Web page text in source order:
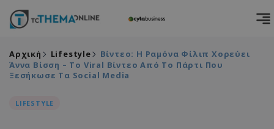
Αρχική Lifestyle
Βίντεο: Η Ραμόνα Φίλιπ Χορεύει
Άννα Βίσση – Το Viral Βίντεο Από Το Πάρτι Που
Ξεσήκωσε Τα Social Media
LIFESTYLE